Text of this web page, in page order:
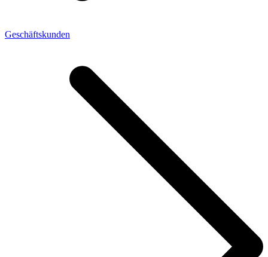
Geschäftskunden